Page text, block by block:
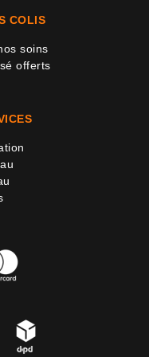
COLIS
soins
offerts